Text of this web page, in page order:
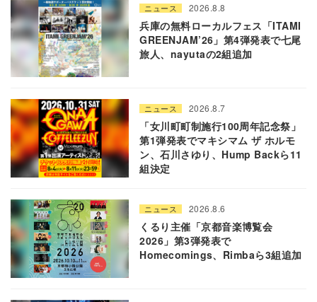
ニュース 2026.8.8
兵庫の無料ローカルフェス「ITAMI
GREENJAM’26」第4弾発表で七尾
旅人、nayutaの2組追加
ニュース 2026.8.7
「女川町町制施行100周年記念祭」
第1弾発表でマキシマム ザ ホルモ
ン、石川さゆり、Hump Backら11
組決定
ニュース 2026.8.6
くるり主催「京都音楽博覧会
2026」第3弾発表で
Homecomings、Rimbaら3組追加